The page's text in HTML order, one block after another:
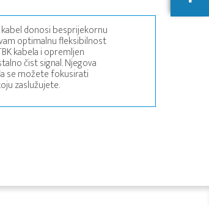
donosi besprijekornu
optimalnu fleksibilnost
kabela i opremljen
čist signal. Njegova
se možete fokusirati
zaslužujete.